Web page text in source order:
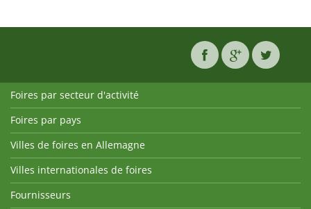
Foires par secteur d'activité
Foires par pays
Villes de foires en Allemagne
Villes internationales de foires
Fournisseurs